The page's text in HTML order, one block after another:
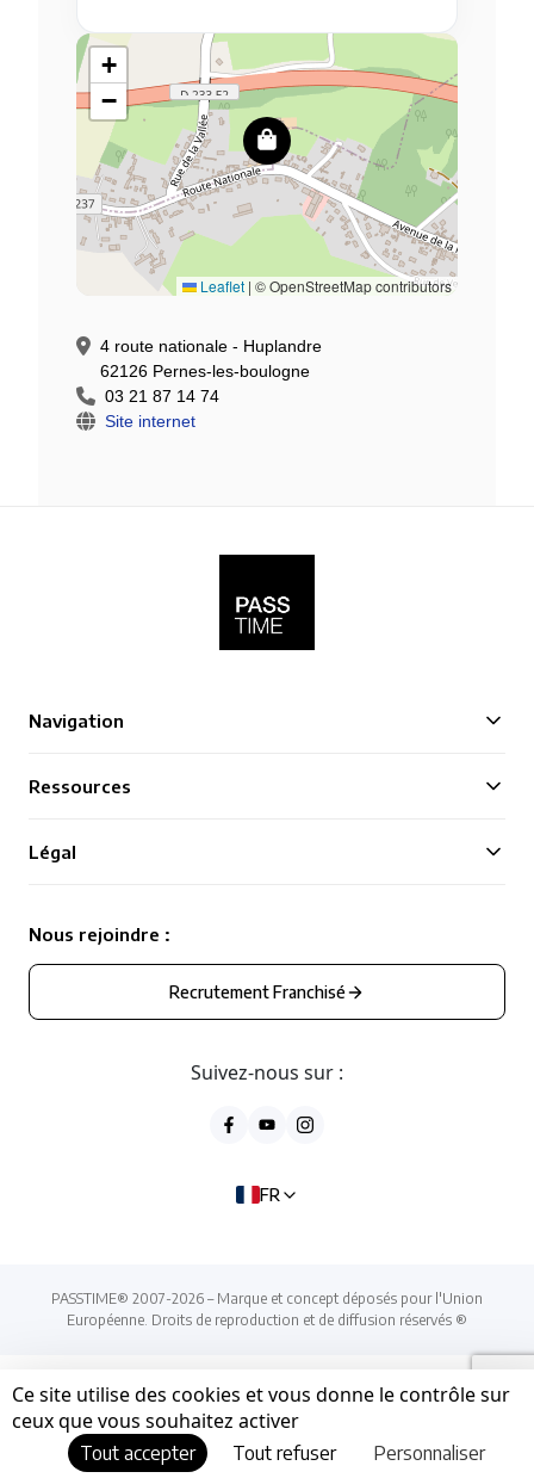
+
−
Leaflet | © OpenStreetMap contributors
4 route nationale - Huplandre
62126 Pernes-les-boulogne
03 21 87 14 74
Site internet
Navigation
Ressources
Légal
Nous rejoindre :
Recrutement Franchisé
Suivez-nous sur :
FR
PASSTIME® 2007-2026 – Marque et concept déposés pour l'Union
Européenne. Droits de reproduction et de diffusion réservés ®
Ce site utilise des cookies et vous donne le contrôle sur
ceux que vous souhaitez activer
Tout accepter Tout refuser Personnaliser